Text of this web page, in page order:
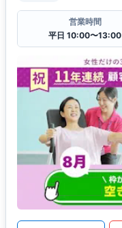
営業時間
平日 10:00〜13:00